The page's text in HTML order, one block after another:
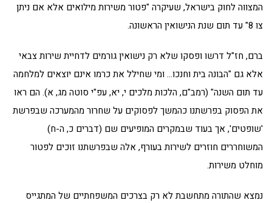
המצווה לחוק בישראל, שעיקרה "פטור משירות מילואים אלא אם ניתן
צו 8" עד תום שנת הנישואין הראשונה.
ברם, חז"ל דרשו ופסקו שלא רק נישואין גורמים לדחיית שירות צבאי
אלא גם "הבונה בית וחנכו… ומי שחילל את כרמו אינם יוצאים למלחמה
עד תום השנה" (רמב"ם, הלכות מלכים י, יא, עפ"י סוטה מג, א). הם ראו
את הפסוק בפרשתנו כהמשך לפסוקים על שחרור מהמערכה שבפרשת
'שופטים', אך בעוד שבמקרים המופיעים שם (דברים כ, ה-ח)
המשוחררים חוזרים לשירות בעורף, אלה שבפרשתנו זוכים לפטור
מוחלט משירות.
נמצא שהתורה מתחשבת לא רק בצרכים המשפחתיים של המתגייס